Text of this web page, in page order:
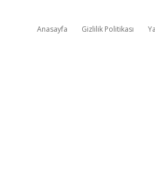
Anasayfa Gizlilik Politikası